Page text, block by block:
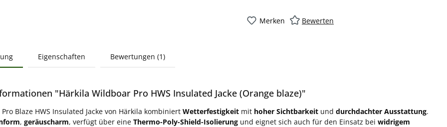
Merken Bewerten
Eigenschaften Bewertungen (1)
"Härkila Wildboar Pro HWS Insulated Jacke (Orange blaze)"
Blaze HWS Insulated Jacke von Härkila kombiniert Wetterfestigkeit mit hoher Sichtbarkeit und durchdachter Ausstattung.
, geräuscharm, verfügt über eine Thermo-Poly-Shield-Isolierung und eignet sich auch für den Einsatz bei widrigem